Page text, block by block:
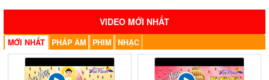
VIDEO MỚI NHẤT
MỚI NHẤT PHÁP ÂM PHIM NHẠC